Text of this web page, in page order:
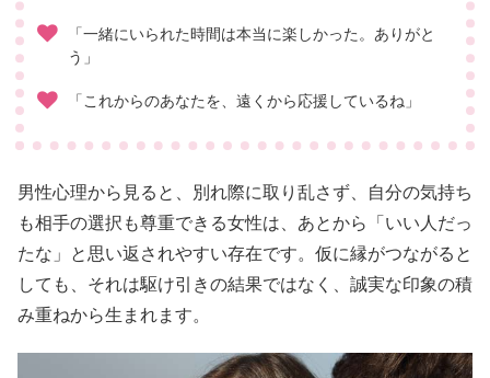
「一緒にいられた時間は本当に楽しかった。ありがと
う」
「これからのあなたを、遠くから応援しているね」
男性心理から見ると、別れ際に取り乱さず、自分の気持ち
も相手の選択も尊重できる女性は、あとから「いい人だっ
たな」と思い返されやすい存在です。仮に縁がつながると
しても、それは駆け引きの結果ではなく、誠実な印象の積
み重ねから生まれます。